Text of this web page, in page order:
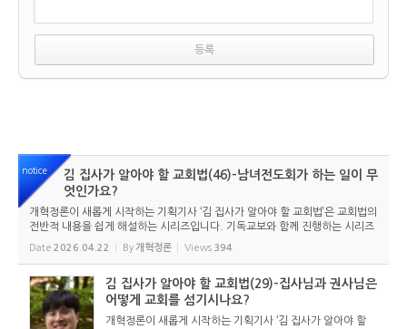
notice
김 집사가 알아야 할 교회법(46)-남녀전도회가 하는 일이 무
엇인가요?
개혁정론이 새롭게 시작하는 기획기사 ‘김 집사가 알아야 할 교회법’은 교회법의
전반적 내용을 쉽게 해설하는 시리즈입니다. 기독교보와 함께 진행하는 시리즈
로서 여기에 싣는 것은 기독교보의 허락을 받았습니다. 글 내용은 기독교보에
Date 2026.04.22 By 개혁정론 Views 394
김 집사가 알아야 할 교회법(29)-집사님과 권사님은
어떻게 교회를 섬기시나요?
개혁정론이 새롭게 시작하는 기획기사 ‘김 집사가 알아야 할